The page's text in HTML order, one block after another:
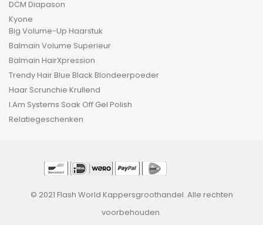
DCM Diapason
Kyone
Big Volume-Up Haarstuk
Balmain Volume Superieur
Balmain HairXpression
Trendy Hair Blue Black Blondeerpoeder
Haar Scrunchie Krullend
I.Am Systems Soak Off Gel Polish
Relatiegeschenken
© 2021 Flash World Kappersgroothandel. Alle rechten
voorbehouden.